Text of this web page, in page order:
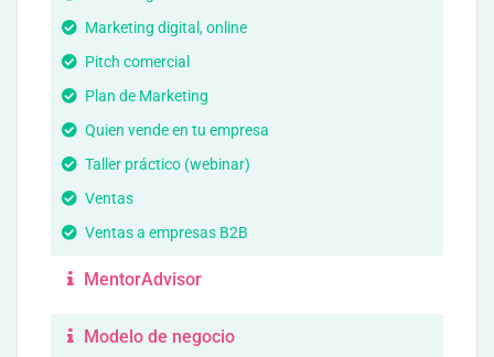
Marketing digital, online
Pitch comercial
Plan de Marketing
Quien vende en tu empresa
Taller práctico (webinar)
Ventas
Ventas a empresas B2B
MentorAdvisor
Modelo de negocio